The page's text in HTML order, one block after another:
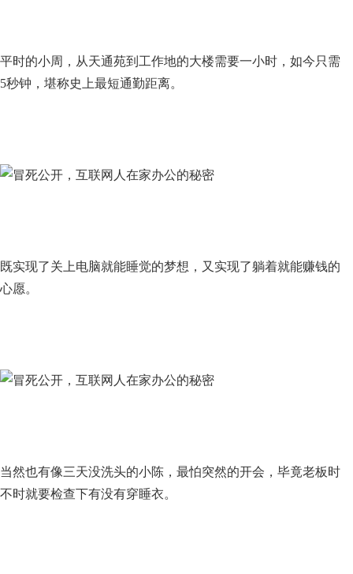
平时的小周，从天通苑到工作地的大楼需要一小时，如今只需
5秒钟，堪称史上最短通勤距离。
既实现了关上电脑就能睡觉的梦想，又实现了躺着就能赚钱的
心愿。
当然也有像三天没洗头的小陈，最怕突然的开会，毕竟老板时
不时就要检查下有没有穿睡衣。